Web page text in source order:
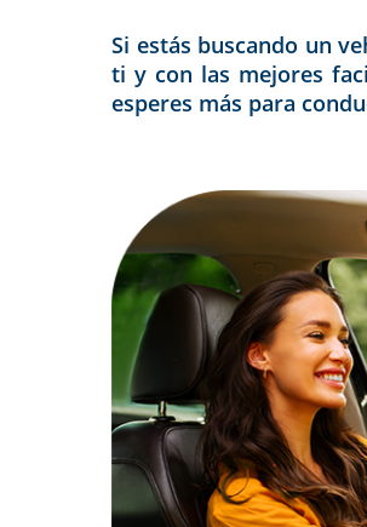
Si estás buscando un
ti y con las mejores
esperes más para